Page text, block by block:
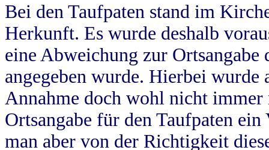
Bei den Taufpaten stand im
Herkunft. Es wurde deshalb
eine Abweichung zur
angegeben wurde. Hierbei wurde
Annahme doch wohl nicht
Ortsangabe für den Taufpaten
man aber von der Richtigkeit